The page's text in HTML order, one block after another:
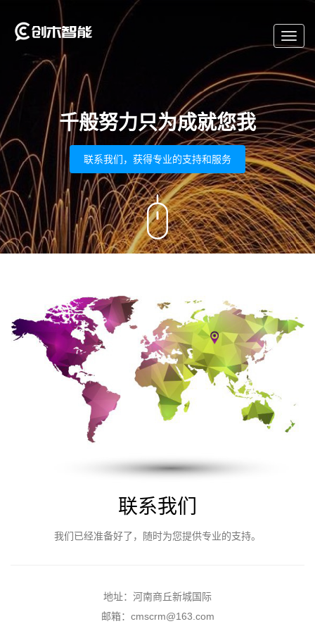
千般努力只为成就您我
联系我们，获得专业的支持和服务
联系我们
我们已经准备好了，随时为您提供专业的支持。
地址：河南商丘新城国际
邮箱：cmscrm@163.com